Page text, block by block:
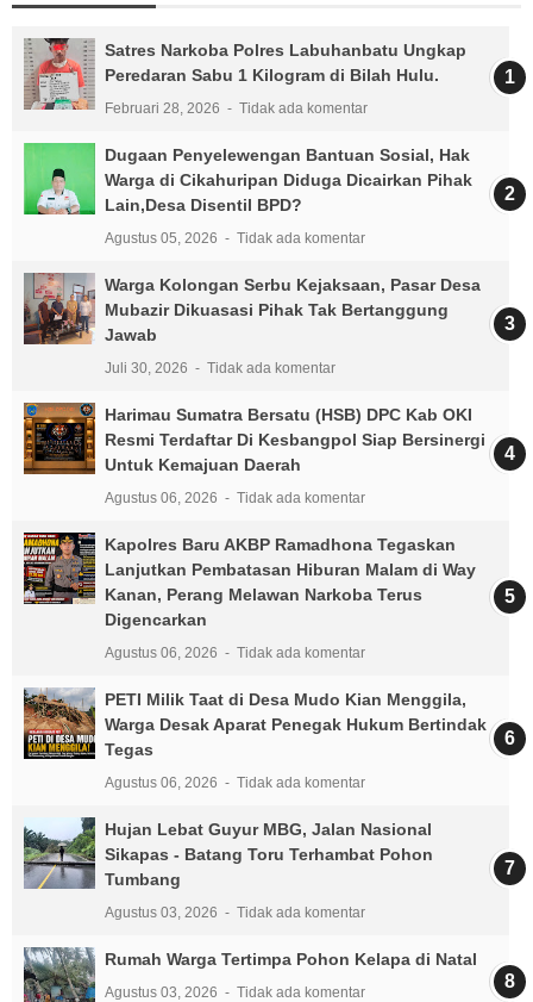
Satres Narkoba Polres Labuhanbatu Ungkap
Peredaran Sabu 1 Kilogram di Bilah Hulu.
Februari 28, 2026 Tidak ada komentar
Dugaan Penyelewengan Bantuan Sosial, Hak
Warga di Cikahuripan Diduga Dicairkan Pihak
Lain,Desa Disentil BPD?
Agustus 05, 2026 Tidak ada komentar
Warga Kolongan Serbu Kejaksaan, Pasar Desa
Mubazir Dikuasasi Pihak Tak Bertanggung
Jawab
Juli 30, 2026 Tidak ada komentar
Harimau Sumatra Bersatu (HSB) DPC Kab OKI
Resmi Terdaftar Di Kesbangpol Siap Bersinergi
Untuk Kemajuan Daerah
Agustus 06, 2026 Tidak ada komentar
Kapolres Baru AKBP Ramadhona Tegaskan
Lanjutkan Pembatasan Hiburan Malam di Way
Kanan, Perang Melawan Narkoba Terus
Digencarkan
Agustus 06, 2026 Tidak ada komentar
PETI Milik Taat di Desa Mudo Kian Menggila,
Warga Desak Aparat Penegak Hukum Bertindak
Tegas
Agustus 06, 2026 Tidak ada komentar
Hujan Lebat Guyur MBG, Jalan Nasional
Sikapas - Batang Toru Terhambat Pohon
Tumbang
Agustus 03, 2026 Tidak ada komentar
Rumah Warga Tertimpa Pohon Kelapa di Natal
Agustus 03, 2026 Tidak ada komentar